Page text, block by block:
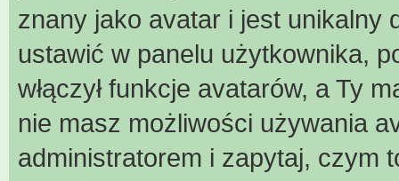
znany jako avatar i jest unikalny
ustawić w panelu użytkownika,
włączył funkcje avatarów, a Ty
nie masz możliwości używania
administratorem i zapytaj, czym